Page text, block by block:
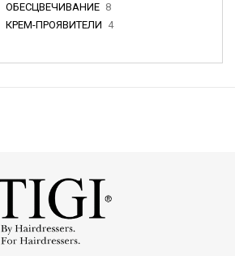
ОБЕСЦВЕЧИВАНИЕ 8
КРЕМ-ПРОЯВИТЕЛИ 4